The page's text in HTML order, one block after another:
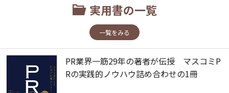
実用書の一覧
一覧をみる
PR業界一筋29年の著者が伝授 マスコミP
Rの実践的ノウハウ詰め合わせの1冊